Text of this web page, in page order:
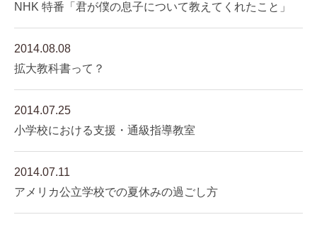
NHK 特番「君が僕の息子について教えてくれたこと」
2014.08.08
拡大教科書って？
2014.07.25
小学校における支援・通級指導教室
2014.07.11
アメリカ公立学校での夏休みの過ごし方